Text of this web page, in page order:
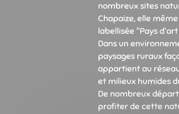
nombreux sites
Chapaize, elle
labellisée "Pays
Dans un
paysages ruraux
appartient au
et milieux humides
De nombreux
profiter de cette